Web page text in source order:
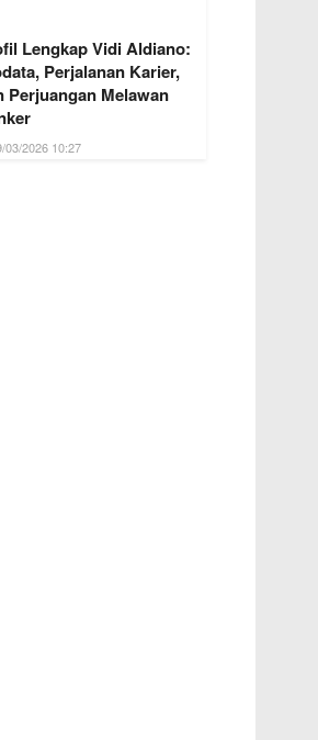
Lengkap Vidi Aldiano:
Perjalanan Karier,
Perjuangan Melawan
2026 10:27